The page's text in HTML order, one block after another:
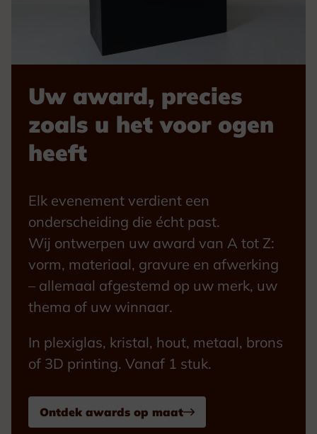
Uw award, precies
zoals u het voor ogen
heeft
Elk evenement verdient een
onderscheiding die écht past.
Wij ontwerpen uw award van A tot Z:
vorm, materiaal, gravure en afwerking
– allemaal afgestemd op uw merk, uw
thema of uw winnaar.
In plexiglas, kristal, hout, metaal, brons
of 3D printing. Vanaf 1 stuk.
Ontdek awards op maat